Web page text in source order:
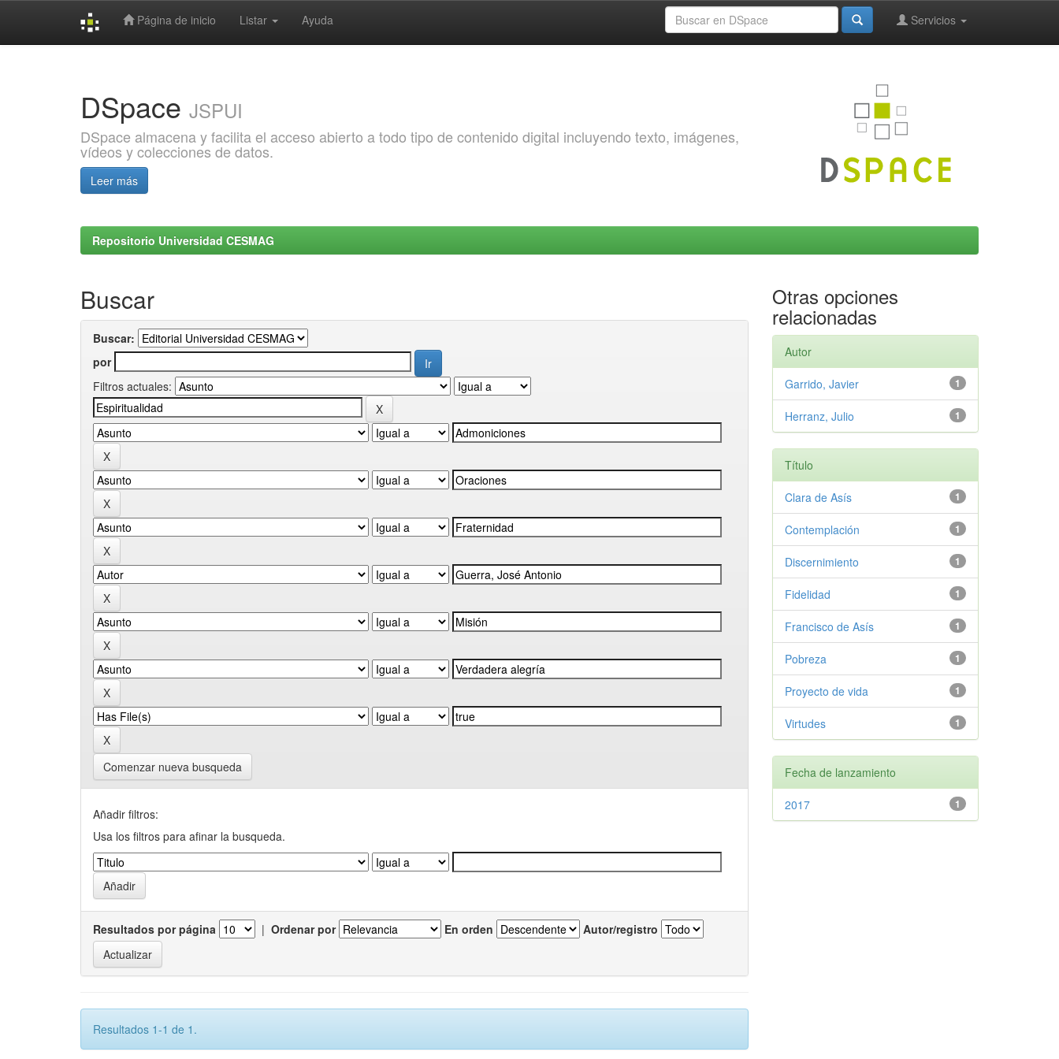
Página de inicio Listar Ayuda Servicios
DSpace JSPUI
DSpace almacena y facilita el acceso abierto a todo tipo de contenido digital incluyendo texto, imágenes,
vídeos y colecciones de datos.
Leer más
Repositorio Universidad CESMAG
Buscar
Buscar:
por
Filtros actuales:
Comenzar nueva busqueda
Añadir filtros:
Usa los filtros para afinar la busqueda.
Resultados por página | Ordenar por En orden Autor/registro
Resultados 1-1 de 1.
Otras opciones
relacionadas
Autor
1
Garrido, Javier
1
Herranz, Julio
Título
1
Clara de Asís
1
Contemplación
1
Discernimiento
1
Fidelidad
1
Francisco de Asís
1
Pobreza
1
Proyecto de vida
1
Virtudes
Fecha de lanzamiento
1
2017